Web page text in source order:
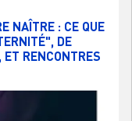
NAÎTRE : CE QUE
DE
RENCONTRES